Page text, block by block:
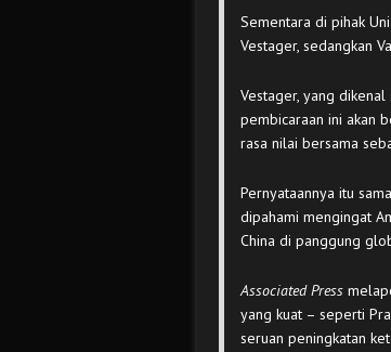
Sementara di pihak
Vestager, sedangkan
Vestager, yang
pembicaraan ini akan
rasa nilai bersama
Pernyataannya itu
dipahami mengingat
China di panggung
Associated Press
yang kuat – seperti
seruan peningkatan